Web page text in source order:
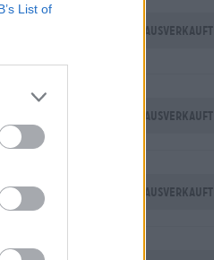
List of
Ausverkauft
Ausverkauft
Ausverkauft